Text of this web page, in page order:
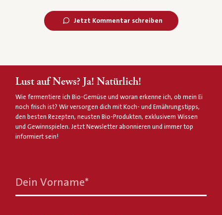
Jetzt Kommentar schreiben
Lust auf News? Ja! Natürlich!
Wie fermentiere ich Bio-Gemüse und woran erkenne ich, ob mein Ei
noch frisch ist? Wir versorgen dich mit Koch- und Ernährungstipps,
den besten Rezepten, neusten Bio-Produkten, exklusivem Wissen
und Gewinnspielen. Jetzt Newsletter abonnieren und immer top
informiert sein!
Dein Vorname*